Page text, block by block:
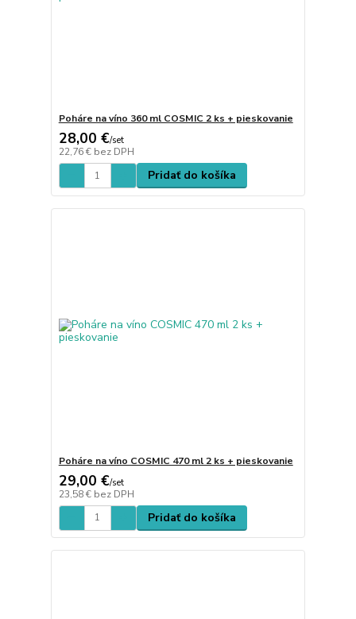
Poháre na víno 360 ml COSMIC 2 ks + pieskovanie
28,00 €/set
22,76 € bez DPH
Pridať do košíka
Poháre na víno COSMIC 470 ml 2 ks + pieskovanie
29,00 €/set
23,58 € bez DPH
Pridať do košíka